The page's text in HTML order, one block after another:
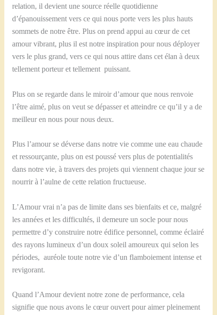
relation, il devient une source réelle quotidienne
d’épanouissement vers ce qui nous porte vers les plus hauts
sommets de notre être. Plus on prend appui au cœur de cet
amour vibrant, plus il est notre inspiration pour nous déployer
vers le plus grand, vers ce qui nous attire dans cet élan à deux
tellement porteur et tellement puissant.
Plus on se regarde dans le miroir d’amour que nous renvoie
l’être aimé, plus on veut se dépasser et atteindre ce qu’il y a de
meilleur en nous pour nous deux.
Plus l’amour se déverse dans notre vie comme une eau chaude
et ressourçante, plus on est poussé vers plus de potentialités
dans notre vie, à travers des projets qui viennent chaque jour se
nourrir à l’aulne de cette relation fructueuse.
L’Amour vrai n’a pas de limite dans ses bienfaits et ce, malgré
les années et les difficultés, il demeure un socle pour nous
permettre d’y construire notre édifice personnel, comme éclairé
des rayons lumineux d’un doux soleil amoureux qui selon les
périodes, auréole toute notre vie d’un flamboiement intense et
revigorant.
Quand l’Amour devient notre zone de performance, cela
signifie que nous avons le cœur ouvert pour aimer pleinement